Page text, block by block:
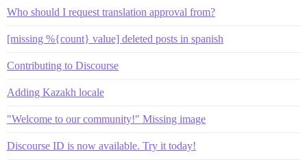
Who should I request translation approval from?
[missing %{count} value] deleted posts in spanish
Contributing to Discourse
Adding Kazakh locale
"Welcome to our community!" Missing image
Discourse ID is now available. Try it today!